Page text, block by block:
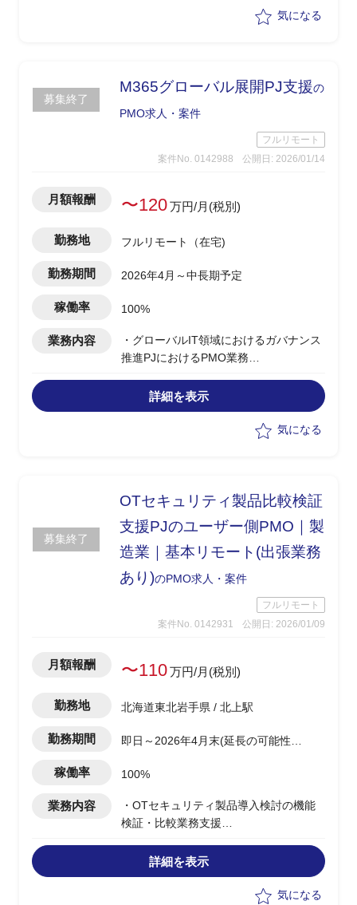
気になる
募集終了
M365グローバル展開PJ支援の
PMO求人・案件
フルリモート
案件No. 0142988
公開日: 2026/01/14
月額報酬 〜120万円/月(税別)
勤務地 フルリモート（在宅)
勤務期間 2026年4月～中長期予定
稼働率 100%
業務内容
・グローバルIT領域におけるガバナンス
推進PJにおけるPMO業務
進支援を担当
・M365関連のガバナンスやルール整備
詳細を表示
気になる
募集終了
OTセキュリティ製品比較検証
支援PJのユーザー側PMO｜製
造業｜基本リモート(出張業務
あり)のPMO求人・案件
フルリモート
案件No. 0142931
公開日: 2026/01/09
月額報酬 〜110万円/月(税別)
勤務地 北海道東北岩手県 / 北上駅
勤務期間
即日～2026年4月末(延長の可能性あ
稼働率 100%
業務内容
・OTセキュリティ製品導入検討の機能
検証・比較業務支援
社内向けガイドラインに準拠して、マイ
クロセグメンテーションおよび外部アク
セス制御の実現に向けた検討と推進
詳細を表示
気になる